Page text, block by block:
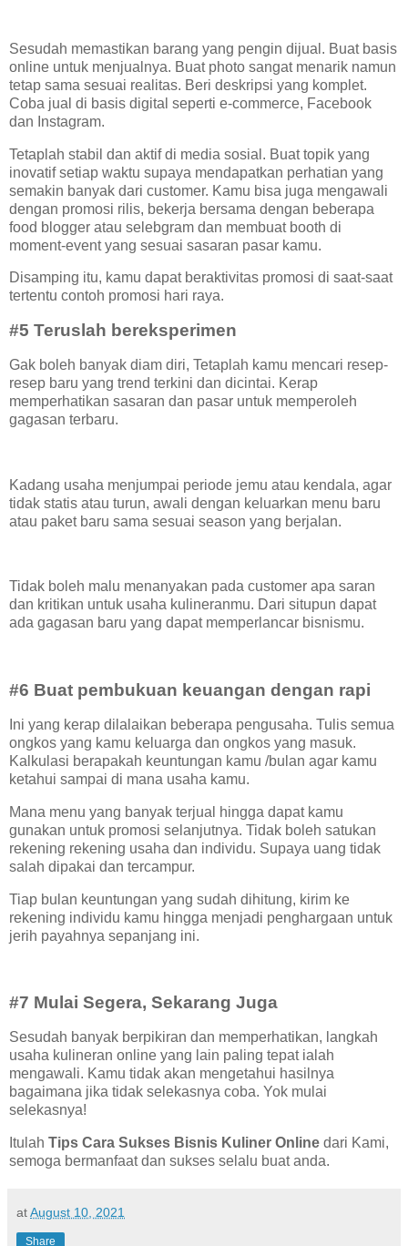
Sesudah memastikan barang yang pengin dijual. Buat basis
online untuk menjualnya. Buat photo sangat menarik namun
tetap sama sesuai realitas. Beri deskripsi yang komplet.
Coba jual di basis digital seperti e-commerce, Facebook
dan Instagram.
Tetaplah stabil dan aktif di media sosial. Buat topik yang
inovatif setiap waktu supaya mendapatkan perhatian yang
semakin banyak dari customer. Kamu bisa juga mengawali
dengan promosi rilis, bekerja bersama dengan beberapa
food blogger atau selebgram dan membuat booth di
moment-event yang sesuai sasaran pasar kamu.
Disamping itu, kamu dapat beraktivitas promosi di saat-saat
tertentu contoh promosi hari raya.
#5 Teruslah bereksperimen
Gak boleh banyak diam diri, Tetaplah kamu mencari resep-
resep baru yang trend terkini dan dicintai. Kerap
memperhatikan sasaran dan pasar untuk memperoleh
gagasan terbaru.
Kadang usaha menjumpai periode jemu atau kendala, agar
tidak statis atau turun, awali dengan keluarkan menu baru
atau paket baru sama sesuai season yang berjalan.
Tidak boleh malu menanyakan pada customer apa saran
dan kritikan untuk usaha kulineranmu. Dari situpun dapat
ada gagasan baru yang dapat memperlancar bisnismu.
#6 Buat pembukuan keuangan dengan rapi
Ini yang kerap dilalaikan beberapa pengusaha. Tulis semua
ongkos yang kamu keluarga dan ongkos yang masuk.
Kalkulasi berapakah keuntungan kamu /bulan agar kamu
ketahui sampai di mana usaha kamu.
Mana menu yang banyak terjual hingga dapat kamu
gunakan untuk promosi selanjutnya. Tidak boleh satukan
rekening rekening usaha dan individu. Supaya uang tidak
salah dipakai dan tercampur.
Tiap bulan keuntungan yang sudah dihitung, kirim ke
rekening individu kamu hingga menjadi penghargaan untuk
jerih payahnya sepanjang ini.
#7 Mulai Segera, Sekarang Juga
Sesudah banyak berpikiran dan memperhatikan, langkah
usaha kulineran online yang lain paling tepat ialah
mengawali. Kamu tidak akan mengetahui hasilnya
bagaimana jika tidak selekasnya coba. Yok mulai
selekasnya!
Itulah Tips Cara Sukses Bisnis Kuliner Online dari Kami,
semoga bermanfaat dan sukses selalu buat anda.
atAugust 10, 2021
Share